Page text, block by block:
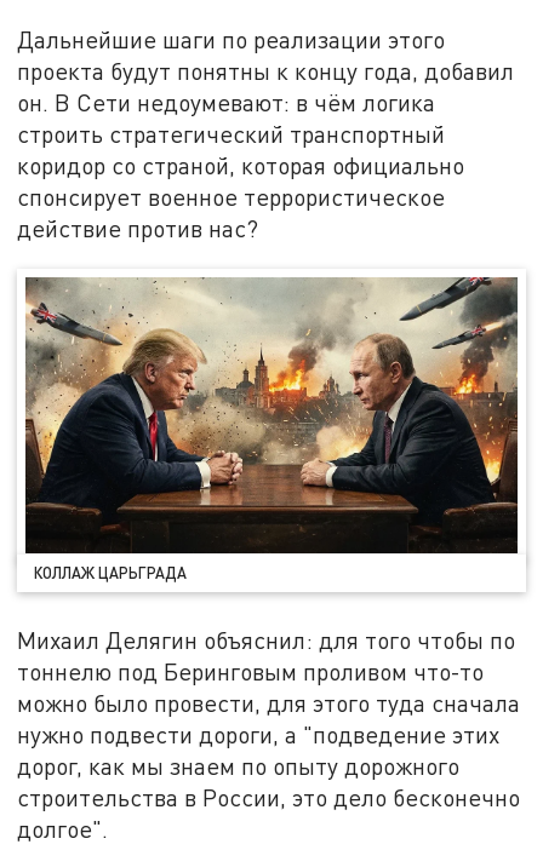
Дальнейшие шаги по реализации этого
проекта будут понятны к концу года, добавил
он. В Сети недоумевают: в чём логика
строить стратегический транспортный
коридор со страной, которая официально
спонсирует военное террористическое
действие против нас?
КОЛЛАЖ ЦАРЬГРАДА
Михаил Делягин объяснил: для того чтобы по
тоннелю под Беринговым проливом что-то
можно было провести, для этого туда сначала
нужно подвести дороги, а "подведение этих
дорог, как мы знаем по опыту дорожного
строительства в России, это дело бесконечно
долгое".